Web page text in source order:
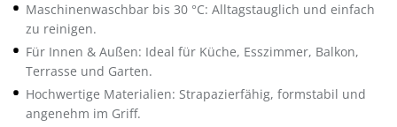
Maschinenwaschbar bis 30 °C: Alltagstauglich und einfach
zu reinigen.
Für Innen & Außen: Ideal für Küche, Esszimmer, Balkon,
Terrasse und Garten.
Hochwertige Materialien: Strapazierfähig, formstabil und
angenehm im Griff.